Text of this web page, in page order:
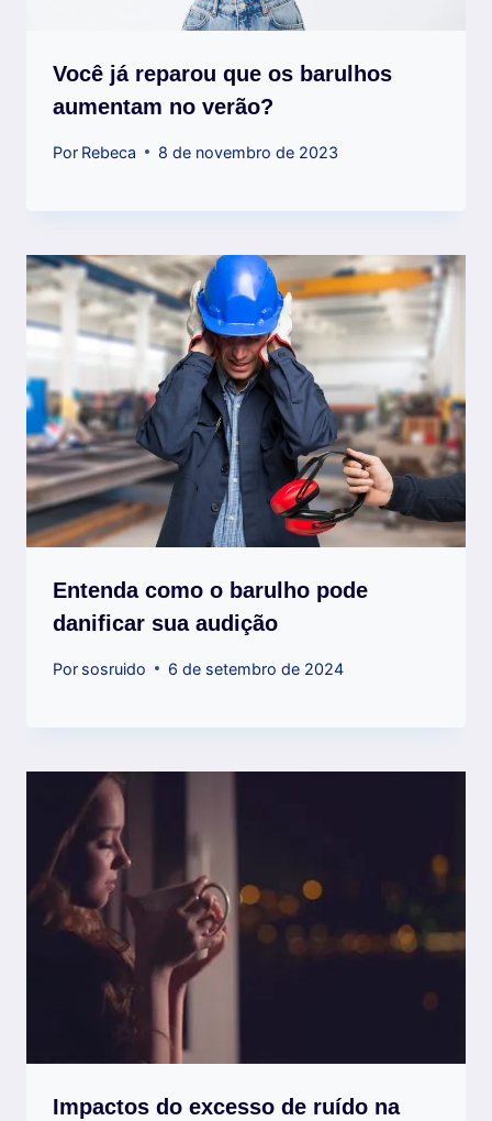
Você já reparou que os barulhos
aumentam no verão?
Por Rebeca 8 de novembro de 2023
Entenda como o barulho pode
danificar sua audição
Por sosruido 6 de setembro de 2024
Impactos do excesso de ruído na